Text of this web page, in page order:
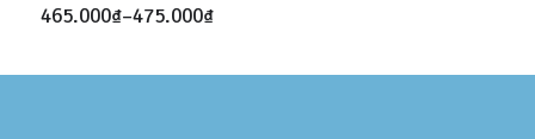
465.000₫–475.000₫